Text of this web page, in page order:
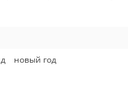
новый год